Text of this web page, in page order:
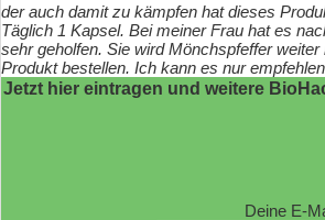
der auch damit zu kämpfen hat dieses
Täglich 1 Kapsel. Bei meiner Frau hat es
sehr geholfen. Sie wird Mönchspfeffer
Produkt bestellen. Ich kann es nur
Jetzt hier eintragen und weitere
Deine E-